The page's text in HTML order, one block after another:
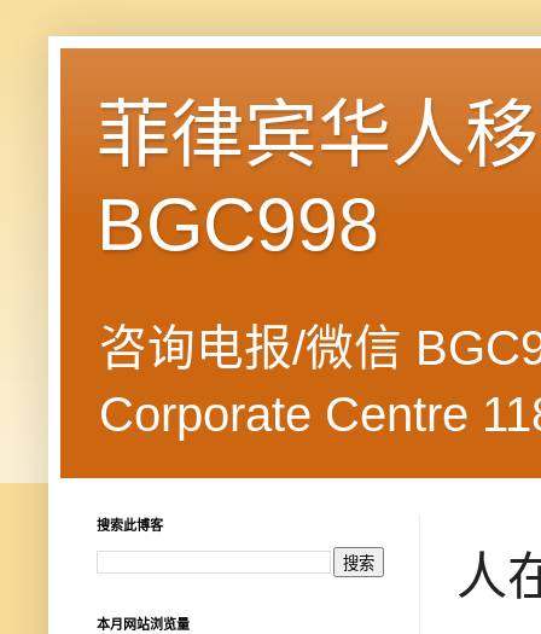
菲律宾华人
BGC998
咨询电报/微信
Corporate Centre
人
搜索此博客
本月网站浏览量